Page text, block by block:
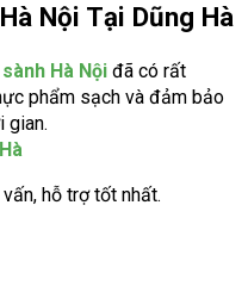
Nội Tại Dũng Hà
Hà Nội đã có rất
phẩm sạch và đảm bảo
gian.
hỗ trợ tốt nhất.